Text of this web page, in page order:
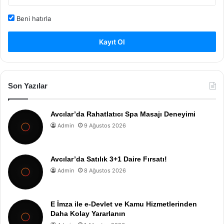
Beni hatırla
Kayıt Ol
Son Yazılar
Avcılar’da Rahatlatıcı Spa Masajı Deneyimi
Admin 9 Ağustos 2026
Avcılar’da Satılık 3+1 Daire Fırsatı!
Admin 8 Ağustos 2026
E İmza ile e-Devlet ve Kamu Hizmetlerinden
Daha Kolay Yararlanın